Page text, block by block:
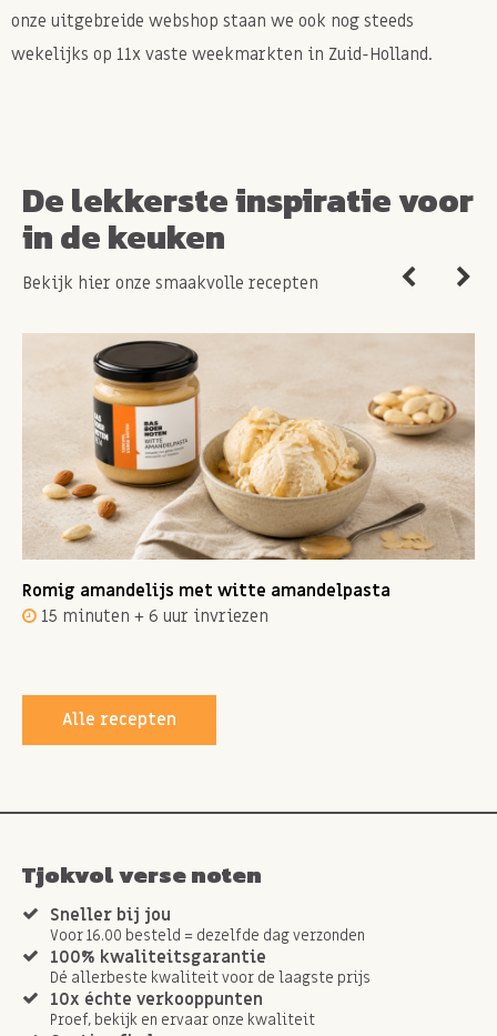
onze uitgebreide webshop staan we ook nog steeds
wekelijks op 11x vaste weekmarkten in Zuid-Holland.
De lekkerste inspiratie voor
in de keuken
Bekijk hier onze smaakvolle recepten
Romig amandelijs met witte amandelpasta
15 minuten + 6 uur invriezen
Alle recepten
Tjokvol verse noten
Sneller bij jou
Voor 16.00 besteld = dezelfde dag verzonden
100% kwaliteitsgarantie
Dé allerbeste kwaliteit voor de laagste prijs
10x échte verkooppunten
Proef, bekijk en ervaar onze kwaliteit